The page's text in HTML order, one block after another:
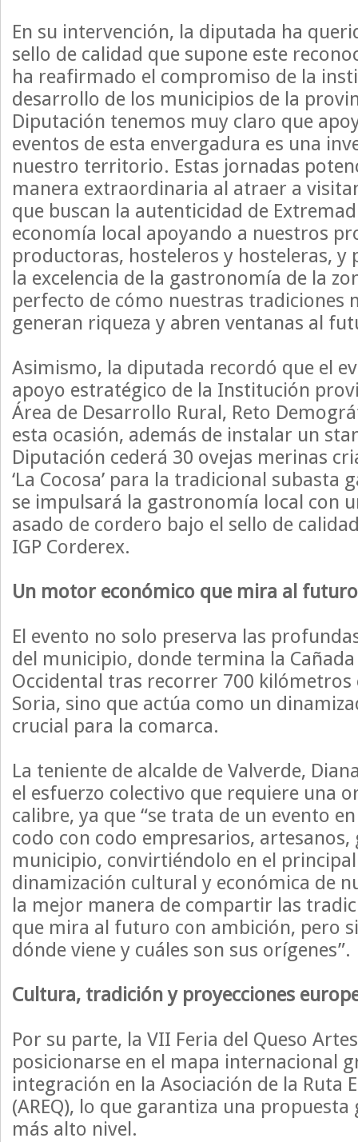
En su intervención, la diputada ha
sello de calidad que supone este
ha reafirmado el compromiso de la
desarrollo de los municipios de la
Diputación tenemos muy claro que
eventos de esta envergadura es una
nuestro territorio. Estas jornadas
manera extraordinaria al atraer a
que buscan la autenticidad de
economía local apoyando a nuestros
productoras, hosteleros y hosteleras, y
la excelencia de la gastronomía de la
perfecto de cómo nuestras tradiciones
generan riqueza y abren ventanas al
Asimismo, la diputada recordó que el
apoyo estratégico de la Institución
Área de Desarrollo Rural, Reto
esta ocasión, además de instalar un
Diputación cederá 30 ovejas merinas
‘La Cocosa’ para la tradicional subasta
se impulsará la gastronomía local con
asado de cordero bajo el sello de
IGP Corderex.
Un motor económico que mira al futuro
El evento no solo preserva las
del municipio, donde termina la Cañada
Occidental tras recorrer 700 kilómetros
Soria, sino que actúa como un
crucial para la comarca.
La teniente de alcalde de Valverde,
el esfuerzo colectivo que requiere una
calibre, ya que “se trata de un evento
codo con codo empresarios,
municipio, convirtiéndolo en el
dinamización cultural y económica de
la mejor manera de compartir las
que mira al futuro con ambición, pero
dónde viene y cuáles son sus orígenes”.
Cultura, tradición y proyecciones
Por su parte, la VII Feria del Queso
posicionarse en el mapa internacional
integración en la Asociación de la Ruta
(AREQ), lo que garantiza una
más alto nivel.